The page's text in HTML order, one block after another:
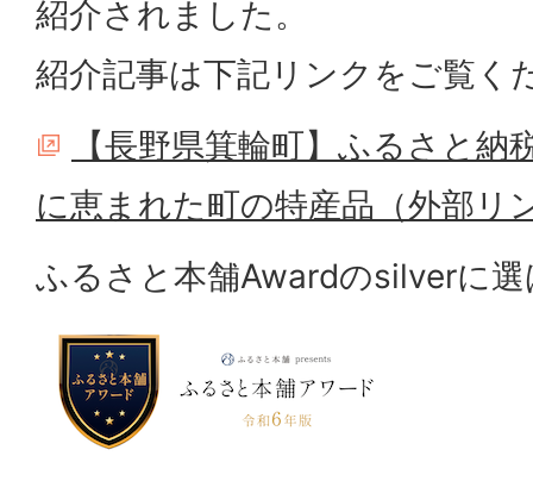
紹介されました。
紹介記事は下記リンクをご覧く
【長野県箕輪町】ふるさと納
に恵まれた町の特産品（外部リ
ふるさと本舗Awardのsilverに